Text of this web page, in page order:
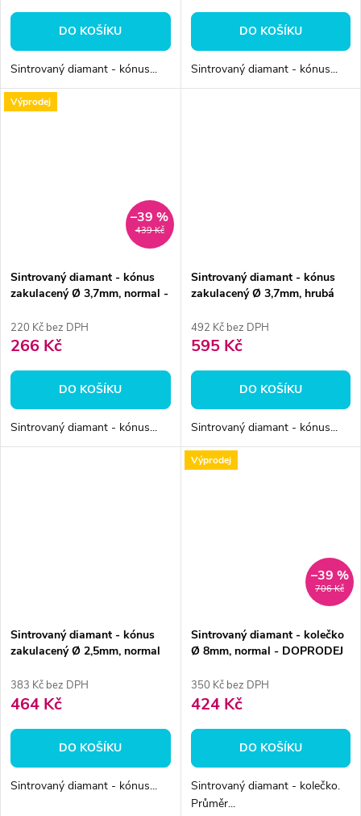
DO KOŠÍKU
Sintrovaný diamant - kónus...
DO KOŠÍKU
Sintrovaný diamant - kónus...
Výprodej
439 Kč
–39 %
Sintrovaný diamant - kónus
zakulacený Ø 3,7mm, normal -
220 Kč bez DPH
266 Kč
DO KOŠÍKU
Sintrovaný diamant - kónus...
Sintrovaný diamant - kónus
zakulacený Ø 3,7mm, hrubá
492 Kč bez DPH
595 Kč
DO KOŠÍKU
Sintrovaný diamant - kónus...
Sintrovaný diamant - kónus
zakulacený Ø 2,5mm, normal
383 Kč bez DPH
464 Kč
DO KOŠÍKU
Sintrovaný diamant - kónus...
Výprodej
706 Kč
–39 %
Sintrovaný diamant - kolečko
Ø 8mm, normal - DOPRODEJ
350 Kč bez DPH
424 Kč
DO KOŠÍKU
Sintrovaný diamant - kolečko.
Průměr...